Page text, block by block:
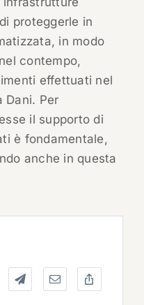
proteggerle in
in modo
contempo,
effettuati nel
Dani. Per
il supporto di
è fondamentale,
anche in questa